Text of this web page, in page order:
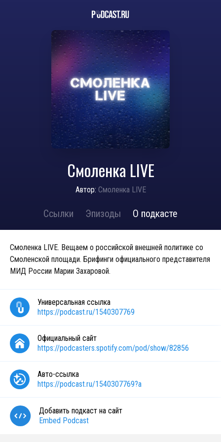
Смоленка LIVE
Автор: Смоленка LIVE
Ссылки Эпизоды О подкасте
Смоленка LIVE. Вещаем о российской внешней политике со
Смоленской площади. Брифинги официального представителя
МИД России Марии Захаровой.
Универсальная ссылка
https://podcast.ru/1540307769
Официальный сайт
https://podcasters.spotify.com/pod/show/82856
Авто-ссылка
https://podcast.ru/1540307769?a
Добавить подкаст на сайт
Embed Podcast